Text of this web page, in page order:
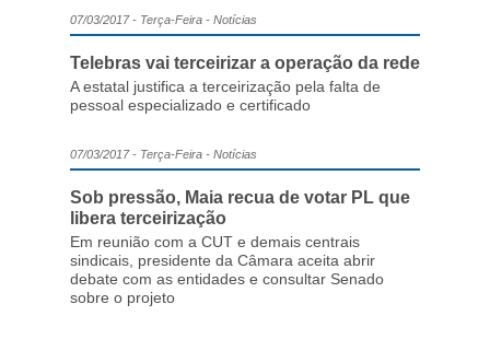
07/03/2017 - Terça-Feira - Notícias
Telebras vai terceirizar a operação da rede
A estatal justifica a terceirização pela falta de
pessoal especializado e certificado
07/03/2017 - Terça-Feira - Notícias
Sob pressão, Maia recua de votar PL que
libera terceirização
Em reunião com a CUT e demais centrais
sindicais, presidente da Câmara aceita abrir
debate com as entidades e consultar Senado
sobre o projeto